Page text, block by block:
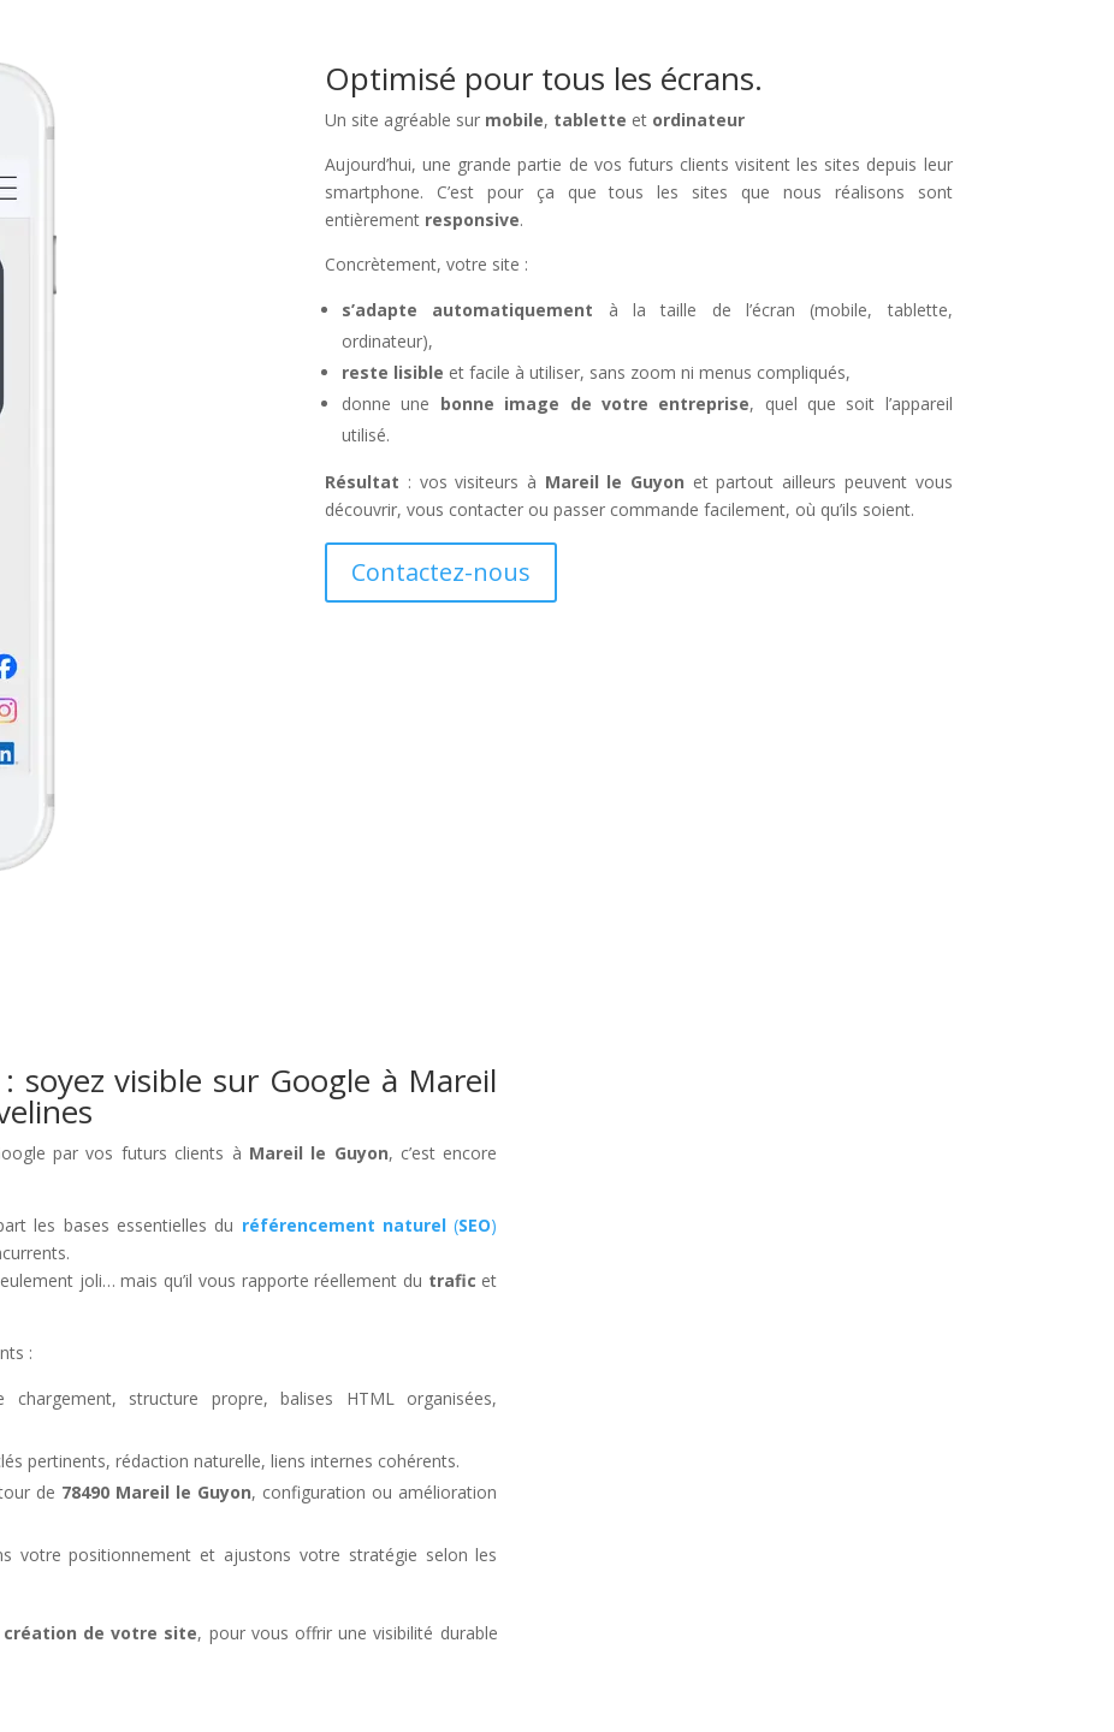
Optimisé pour tous les écrans.
Un site agréable sur mobile, tablette et ordinateur
Aujourd’hui, une grande partie de vos futurs clients visitent les sites depuis leur
smartphone. C’est pour ça que tous les sites que nous réalisons sont
entièrement responsive.
Concrètement, votre site :
s’adapte automatiquement à la taille de l’écran (mobile, tablette,
ordinateur),
reste lisible et facile à utiliser, sans zoom ni menus compliqués,
donne une bonne image de votre entreprise, quel que soit l’appareil
utilisé.
Résultat : vos visiteurs à Mareil le Guyon et partout ailleurs peuvent vous
découvrir, vous contacter ou passer commande facilement, où qu’ils soient.
Contactez-nous
soyez visible sur Google à Mareil
par vos futurs clients à Mareil le Guyon, c’est encore
les bases essentielles du référencement naturel (SEO)
joli… mais qu’il vous rapporte réellement du trafic et
:
chargement, structure propre, balises HTML organisées,
pertinents, rédaction naturelle, liens internes cohérents.
de 78490 Mareil le Guyon, configuration ou amélioration
votre positionnement et ajustons votre stratégie selon les
création de votre site, pour vous offrir une visibilité durable